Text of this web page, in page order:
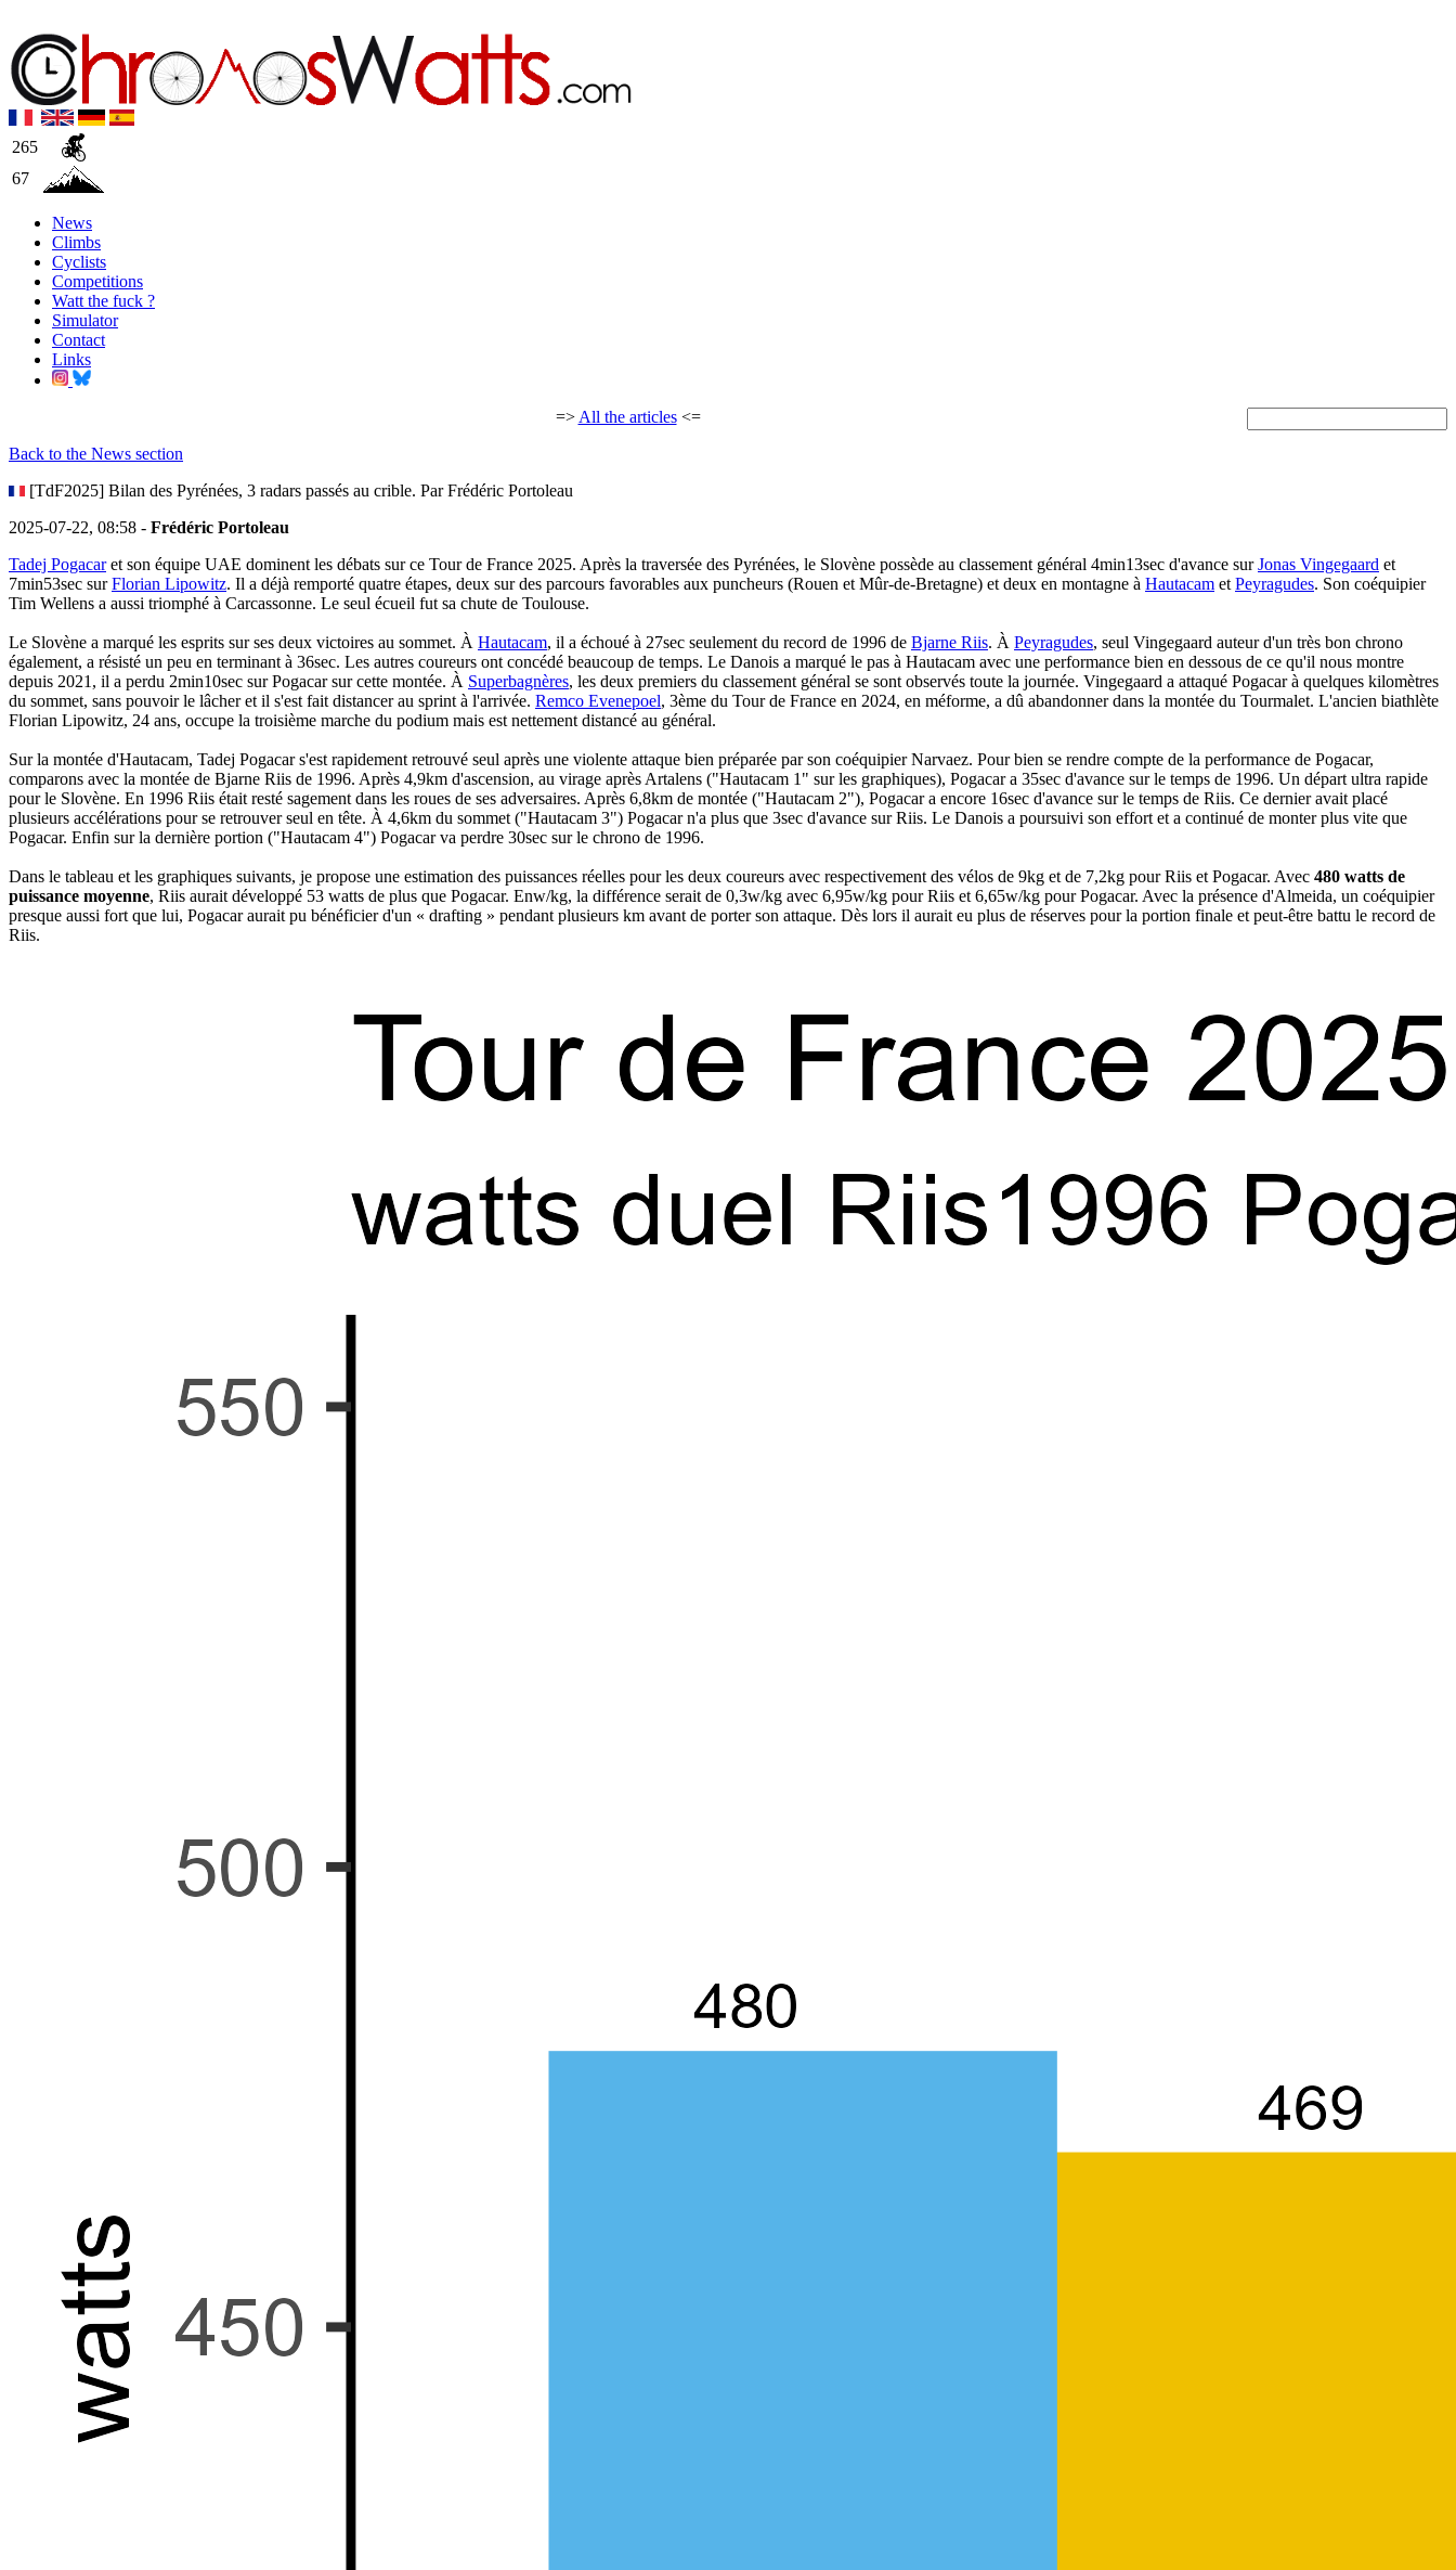
265
67
News
Climbs
Cyclists
Competitions
Watt the fuck ?
Simulator
Contact
Links
=> All the articles<=
Back to the News section
[TdF2025] Bilan des Pyrénées, 3 radars passés au crible. Par Frédéric Portoleau
2025-07-22, 08:58 - Frédéric Portoleau
Tadej Pogacaret son équipe UAE dominent les débats sur ce Tour de France 2025. Après la traversée des Pyrénées, le Slovène possède au classement général 4min13sec d'avance surJonas Vingegaard et
7min53sec surFlorian Lipowitz. Il a déjà remporté quatre étapes, deux sur des parcours favorables aux puncheurs (Rouen et Mûr-de-Bretagne) et deux en montagne à Hautacam et Peyragudes. Son coéquipier
Tim Wellens a aussi triomphé à Carcassonne. Le seul écueil fut sa chute de Toulouse.
Le Slovène a marqué les esprits sur ses deux victoires au sommet. À Hautacam, il a échoué à 27sec seulement du record de 1996 de Bjarne Riis. À Peyragudes, seul Vingegaard auteur d'un très bon chrono
également, a résisté un peu en terminant à 36sec. Les autres coureurs ont concédé beaucoup de temps. Le Danois a marqué le pas à Hautacam avec une performance bien en dessous de ce qu'il nous montre
depuis 2021, il a perdu 2min10sec sur Pogacar sur cette montée. À Superbagnères, les deux premiers du classement général se sont observés toute la journée. Vingegaard a attaqué Pogacar à quelques kilomètres
du sommet, sans pouvoir le lâcher et il s'est fait distancer au sprint à l'arrivée. Remco Evenepoel, 3ème du Tour de France en 2024, en méforme, a dû abandonner dans la montée du Tourmalet. L'ancien biathlète
Florian Lipowitz, 24 ans, occupe la troisième marche du podium mais est nettement distancé au général.
Sur la montée d'Hautacam, Tadej Pogacar s'est rapidement retrouvé seul après une violente attaque bien préparée par son coéquipier Narvaez. Pour bien se rendre compte de la performance de Pogacar,
comparons avec la montée de Bjarne Riis de 1996. Après 4,9km d'ascension, au virage après Artalens ("Hautacam 1" sur les graphiques), Pogacar a 35sec d'avance sur le temps de 1996. Un départ ultra rapide
pour le Slovène. En 1996 Riis était resté sagement dans les roues de ses adversaires. Après 6,8km de montée ("Hautacam 2"), Pogacar a encore 16sec d'avance sur le temps de Riis. Ce dernier avait placé
plusieurs accélérations pour se retrouver seul en tête. À 4,6km du sommet ("Hautacam 3") Pogacar n'a plus que 3sec d'avance sur Riis. Le Danois a poursuivi son effort et a continué de monter plus vite que
Pogacar. Enfin sur la dernière portion ("Hautacam 4") Pogacar va perdre 30sec sur le chrono de 1996.
Dans le tableau et les graphiques suivants, je propose une estimation des puissances réelles pour les deux coureurs avec respectivement des vélos de 9kg et de 7,2kg pour Riis et Pogacar. Avec 480 watts de
puissance moyenne, Riis aurait développé 53 watts de plus que Pogacar. Enw/kg, la différence serait de 0,3w/kg avec 6,95w/kg pour Riis et 6,65w/kg pour Pogacar. Avec la présence d'Almeida, un coéquipier
presque aussi fort que lui, Pogacar aurait pu bénéficier d'un « drafting » pendant plusieurs km avant de porter son attaque. Dès lors il aurait eu plus de réserves pour la portion finale et peut-être battu le record de
Riis.